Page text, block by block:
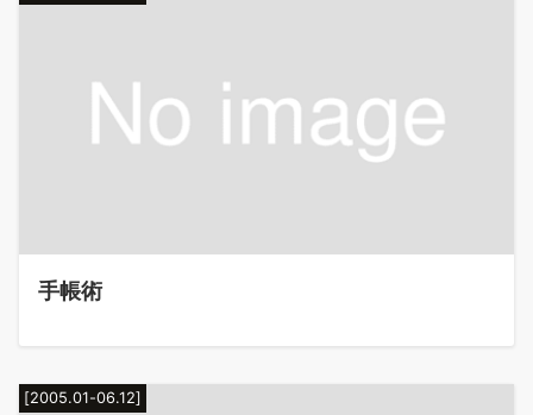
手帳術
[2005.01-06.12]